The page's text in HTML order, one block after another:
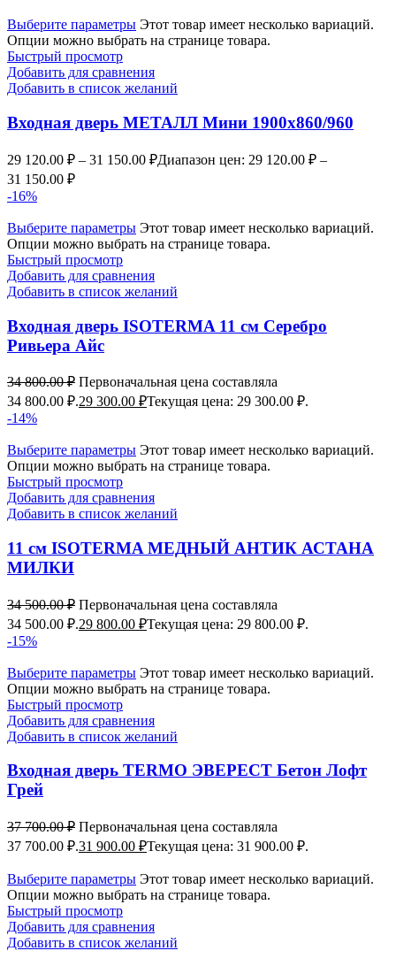
Выберите параметры Этот товар имеет несколько вариаций.
Опции можно выбрать на странице товара.
Быстрый просмотр
Добавить для сравнения
Добавить в список желаний
Входная дверь МЕТАЛЛ Мини 1900х860/960
29 120.00 ₽ – 31 150.00 ₽Диапазон цен: 29 120.00 ₽ –
31 150.00 ₽
-16%
Выберите параметры Этот товар имеет несколько вариаций.
Опции можно выбрать на странице товара.
Быстрый просмотр
Добавить для сравнения
Добавить в список желаний
Входная дверь ISOTERMA 11 см Серебро
Ривьера Айс
34 800.00₽ Первоначальная цена составляла
34 800.00 ₽.29 300.00 ₽Текущая цена: 29 300.00 ₽.
-14%
Выберите параметры Этот товар имеет несколько вариаций.
Опции можно выбрать на странице товара.
Быстрый просмотр
Добавить для сравнения
Добавить в список желаний
11 см ISOTERMA МЕДНЫЙ АНТИК АСТАНА
МИЛКИ
34 500.00₽ Первоначальная цена составляла
34 500.00 ₽.29 800.00 ₽Текущая цена: 29 800.00 ₽.
-15%
Выберите параметры Этот товар имеет несколько вариаций.
Опции можно выбрать на странице товара.
Быстрый просмотр
Добавить для сравнения
Добавить в список желаний
Входная дверь TERMO ЭВЕРЕСТ Бетон Лофт
Грей
37 700.00₽ Первоначальная цена составляла
37 700.00 ₽.31 900.00 ₽Текущая цена: 31 900.00 ₽.
Выберите параметры Этот товар имеет несколько вариаций.
Опции можно выбрать на странице товара.
Быстрый просмотр
Добавить для сравнения
Добавить в список желаний